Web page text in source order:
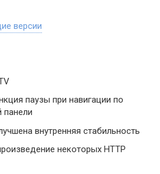
версии
паузы при навигации по
панели
внутренняя стабильность
некоторых HTTP